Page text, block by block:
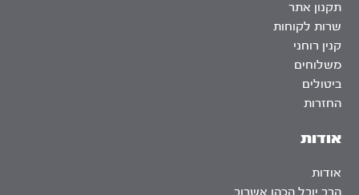
אודות
אודות
תקנון אתר
שרות לקוחות
קנין רוחני
משלוחים
ביטולים
החזרות